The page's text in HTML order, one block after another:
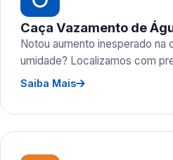
Caça Vazamento de
Notou aumento inesperado na
umidade? Localizamos com
Saiba Mais